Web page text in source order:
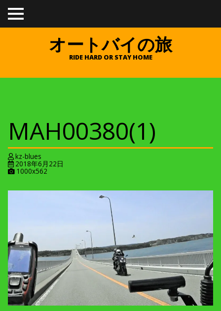
TO
GGL
オートバイの旅
RIDE HARD OR STAY HOME
MAH00380(1)
kz-blues
2018年6月22日
A
a
t
r
e
s
l
u
t
i
o
1000x562